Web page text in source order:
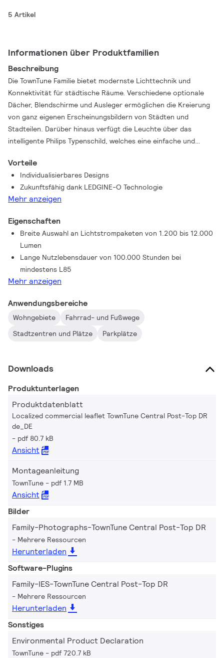
5 Artikel
Informationen über Produktfamilien
Beschreibung
Die TownTune Familie bietet modernste Lichttechnik und
Konnektivität für städtische Räume. Verschiedene optionale
Dächer, Blendschirme und Ausleger ermöglichen die Kreierung
von ganz eigenen Erscheinungsbildern von Städten und
Stadteilen. Darüber hinaus verfügt die Leuchte über das
intelligente Philips Typenschild, welches eine einfache und
Technologie (System Ready) ist die TownTune perfekt für die
Zukunft gerüstet und kann einfach und schnell mit passenden
Sensoren oder Steuerungsanwendungen wir Interact City
kombiniert werden.
Vorteile
Individualisierbares Designs
Zukunftsfähig dank LEDGINE-O Technologie
Mehr anzeigen
Eigenschaften
Breite Auswahl an Lichtstrompaketen von 1.200 bis 12.000
Lumen
Lange Nutzlebensdauer von 100.000 Stunden bei
mindestens L85
Mehr anzeigen
Anwendungsbereiche
Wohngebiete
Fahrrad- und Fußwege
Stadtzentren und Plätze
Parkplätze
Downloads
Produktunterlagen
Produktdatenblatt
Localized commercial leaflet TownTune Central Post-Top DR
de_DE
pdf 80.7 kB
Ansicht
Montageanleitung
TownTune pdf 1.7 MB
Ansicht
Bilder
Family-Photographs-TownTune Central Post-Top DR
Mehrere Ressourcen
Herunterladen
Software-Plugins
Family-IES-TownTune Central Post-Top DR
Mehrere Ressourcen
Herunterladen
Sonstiges
Environmental Product Declaration
TownTune pdf 720.7 kB